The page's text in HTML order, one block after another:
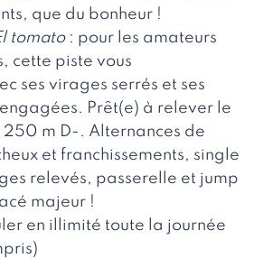
que du bonheur !
tomato: pour les amateurs
cette piste vous
ses virages serrés et ses
Prêt(e) à relever le
250 m D-. Alternances de
et franchissements, single
relevés, passerelle et jump
majeur !
en illimité toute la journée